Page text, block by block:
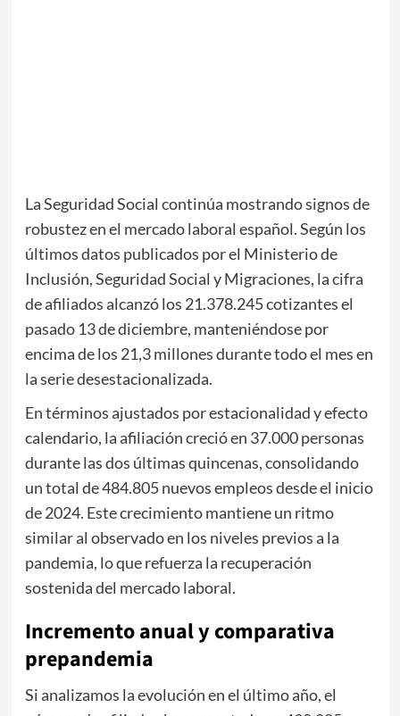
La Seguridad Social continúa mostrando signos de
robustez en el mercado laboral español. Según los
últimos datos publicados por el Ministerio de
Inclusión, Seguridad Social y Migraciones, la cifra
de afiliados alcanzó los 21.378.245 cotizantes el
pasado 13 de diciembre, manteniéndose por
encima de los 21,3 millones durante todo el mes en
la serie desestacionalizada.
En términos ajustados por estacionalidad y efecto
calendario, la afiliación creció en 37.000 personas
durante las dos últimas quincenas, consolidando
un total de 484.805 nuevos empleos desde el inicio
de 2024. Este crecimiento mantiene un ritmo
similar al observado en los niveles previos a la
pandemia, lo que refuerza la recuperación
sostenida del mercado laboral.
Incremento anual y comparativa
prepandemia
Si analizamos la evolución en el último año, el